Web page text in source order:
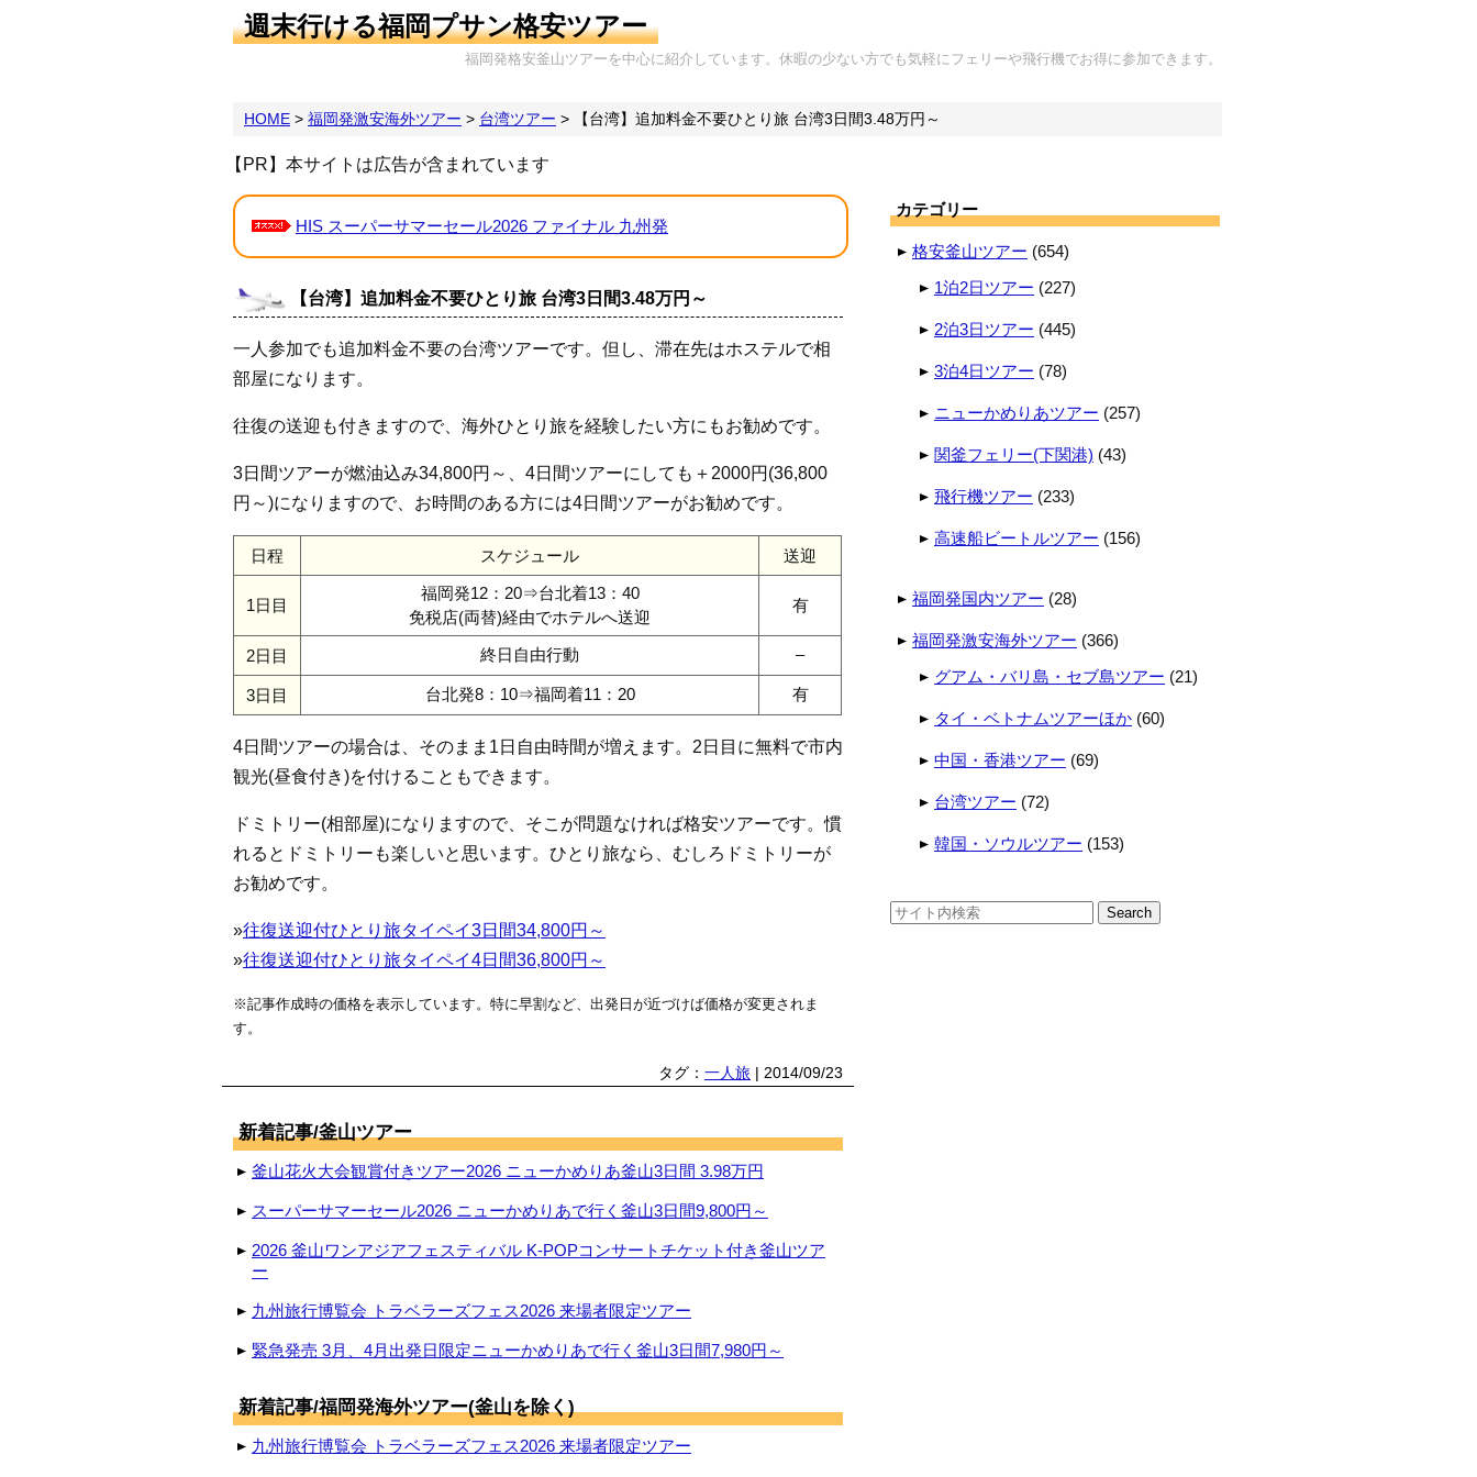
週末行ける福岡プサン格安ツアー
福岡発格安釜山ツアーを中心に紹介しています。休暇の少ない方でも気軽にフェリーや飛行機でお得に参加できます。
HOME > 福岡発激安海外ツアー > 台湾ツアー > 【台湾】追加料金不要ひとり旅 台湾3日間3.48万円～
【PR】本サイトは広告が含まれています
HIS スーパーサマーセール2026 ファイナル 九州発
【台湾】追加料金不要ひとり旅 台湾3日間3.48万円～
一人参加でも追加料金不要の台湾ツアーです。但し、滞在先はホステルで相
部屋になります。
往復の送迎も付きますので、海外ひとり旅を経験したい方にもお勧めです。
3日間ツアーが燃油込み34,800円～、4日間ツアーにしても＋2000円(36,800
円～)になりますので、お時間のある方には4日間ツアーがお勧めです。
日程 スケジュール 送迎
1日目
福岡発12：20⇒台北着13：40
免税店(両替)経由でホテルへ送迎
有
2日目 終日自由行動 –
3日目 台北発8：10⇒福岡着11：20 有
4日間ツアーの場合は、そのまま1日自由時間が増えます。2日目に無料で市内
観光(昼食付き)を付けることもできます。
ドミトリー(相部屋)になりますので、そこが問題なければ格安ツアーです。慣
れるとドミトリーも楽しいと思います。ひとり旅なら、むしろドミトリーが
お勧めです。
»往復送迎付ひとり旅タイペイ3日間34,800円～
»往復送迎付ひとり旅タイペイ4日間36,800円～
※記事作成時の価格を表示しています。特に早割など、出発日が近づけば価格が変更されま
す。
タグ： 一人旅 | 2014/09/23
新着記事/釜山ツアー
釜山花火大会観賞付きツアー2026 ニューかめりあ釜山3日間 3.98万円
スーパーサマーセール2026 ニューかめりあで行く釜山3日間9,800円～
2026 釜山ワンアジアフェスティバル K-POPコンサートチケット付き釜山ツア
ー
九州旅行博覧会 トラベラーズフェス2026 来場者限定ツアー
緊急発売 3月、4月出発日限定ニューかめりあで行く釜山3日間7,980円～
新着記事/福岡発海外ツアー(釜山を除く)
九州旅行博覧会 トラベラーズフェス2026 来場者限定ツアー
カテゴリー
格安釜山ツアー (654)
1泊2日ツアー (227)
2泊3日ツアー (445)
3泊4日ツアー (78)
ニューかめりあツアー (257)
関釜フェリー(下関港) (43)
飛行機ツアー (233)
高速船ビートルツアー (156)
福岡発国内ツアー (28)
福岡発激安海外ツアー (366)
グアム・バリ島・セブ島ツアー (21)
タイ・ベトナムツアーほか (60)
中国・香港ツアー (69)
台湾ツアー (72)
韓国・ソウルツアー (153)
検
索: